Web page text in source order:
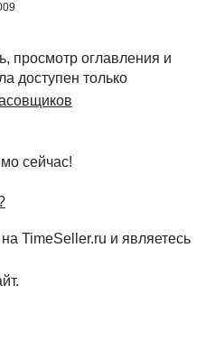
просмотр оглавления и
доступен только
сейчас!
TimeSeller.ru и являетесь